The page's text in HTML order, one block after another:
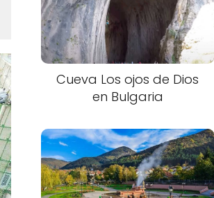
Cueva Los ojos de Dios
en Bulgaria